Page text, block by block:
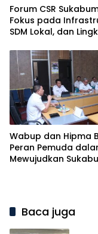
Forum CSR
Fokus pada
SDM Lokal, dan
Wabup dan Hipma
Peran Pemuda
Mewujudkan
Baca juga